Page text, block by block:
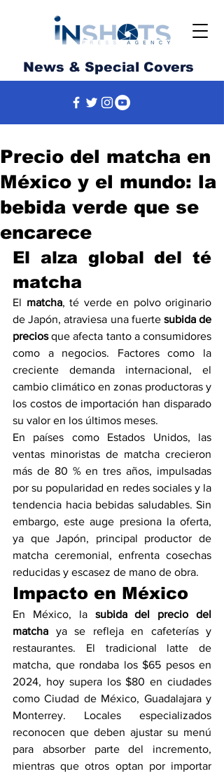
News & Special Covers
Precio del matcha en
México y el mundo: la
bebida verde que se
encarece
El alza global del té
matcha
El matcha, té verde en polvo originario
de Japón, atraviesa una fuerte subida de
precios que afecta tanto a consumidores
como a negocios. Factores como la
creciente demanda internacional, el
cambio climático en zonas productoras y
los costos de importación han disparado
su valor en los últimos meses.
En países como Estados Unidos, las
ventas minoristas de matcha crecieron
más de 80 % en tres años, impulsadas
por su popularidad en redes sociales y la
tendencia hacia bebidas saludables. Sin
embargo, este auge presiona la oferta,
ya que Japón, principal productor de
matcha ceremonial, enfrenta cosechas
reducidas y escasez de mano de obra.
Impacto en México
En México, la subida del precio del
matcha ya se refleja en cafeterías y
restaurantes. El tradicional latte de
matcha, que rondaba los $65 pesos en
2024, hoy supera los $80 en ciudades
como Ciudad de México, Guadalajara y
Monterrey. Locales especializados
reconocen que deben ajustar su menú
para absorber parte del incremento,
mientras que otros optan por importar